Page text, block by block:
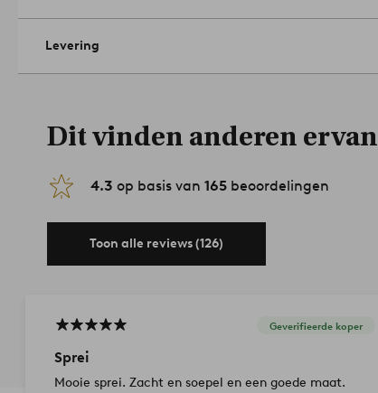
Levering
Dit vinden anderen ervan
4.3 op basis van 165 beoordelingen
Toon alle reviews (126)
Geverifieerde koper
Sprei
Mooie sprei. Zacht en soepel en een goede maat.